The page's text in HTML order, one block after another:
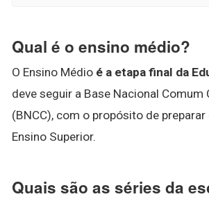
Qual é o ensino médio?
O Ensino Médio é a etapa final da
deve seguir a Base Nacional Comum
(BNCC), com o propósito de preparar
Ensino Superior.
Quais são as séries da